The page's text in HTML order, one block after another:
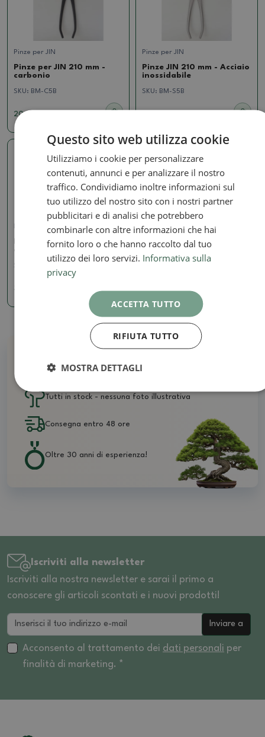
Pinze per JIN
Pinze per JIN 210 mm -
carbonio
SKU: BM-C5B
20.26 €
Pinze per JIN
Pinze JIN 210 mm - Acciaio
inossidabile
SKU: BM-S5B
Pinze per JIN
Pinze per JIN oblique 18
cm - acciaio inox
32.66 €
Perché acquistare da noi
Tutti in stock - nessuna foto illustrativa
Consegna entro 48 ore
Oltre 30 anni di esperienza!
Iscriviti alla newsletter
Iscriviti alla nostra newsletter e sarai il primo a
conoscere gli articoli scontati e i nuovi prodotti!
Inviare a
Acconsento al trattamento dei dati personali per
finalità di marketing. *
Questo sito web utilizza cookie
Utilizziamo i cookie per personalizzare
contenuti, annunci e per analizzare il nostro
traffico. Condividiamo inoltre informazioni sul
tuo utilizzo del nostro sito con i nostri partner
pubblicitari e di analisi che potrebbero
combinarle con altre informazioni che hai
fornito loro o che hanno raccolto dal tuo
utilizzo dei loro servizi. Informativa sulla
privacy
ACCETTA TUTTO
RIFIUTA TUTTO
MOSTRA DETTAGLI